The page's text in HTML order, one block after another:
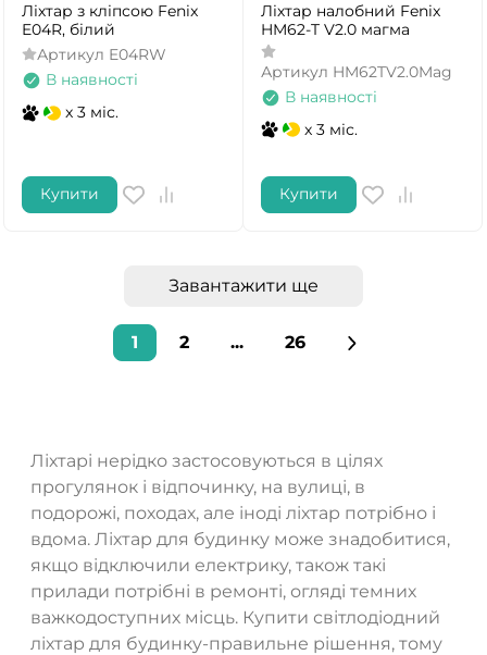
Ліхтар з кліпсою Fenix
E04R, білий
Артикул E04RW
В наявності
x 3 міс.
Купити
Ліхтар налобний Fenix
HM62-T V2.0 магма
Артикул HM62TV2.0Mag
В наявності
x 3 міс.
Купити
Завантажити ще
1 2 ... 26
Ліхтарі нерідко застосовуються в цілях
прогулянок і відпочинку, на вулиці, в
подорожі, походах, але іноді ліхтар потрібно і
вдома. Ліхтар для будинку може знадобитися,
якщо відключили електрику, також такі
прилади потрібні в ремонті, огляді темних
важкодоступних місць. Купити світлодіодний
ліхтар для будинку-правильне рішення, тому